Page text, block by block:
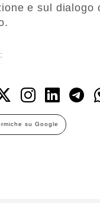
e sul dialogo
su Google